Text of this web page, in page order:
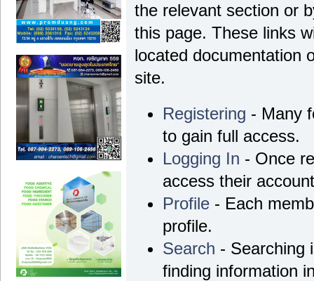
the relevant section or
this page. These links
located documentation
site.
Registering - Many
to gain full access.
Logging In - Once
access their
Profile - Each
profile.
Search - Searching
finding information